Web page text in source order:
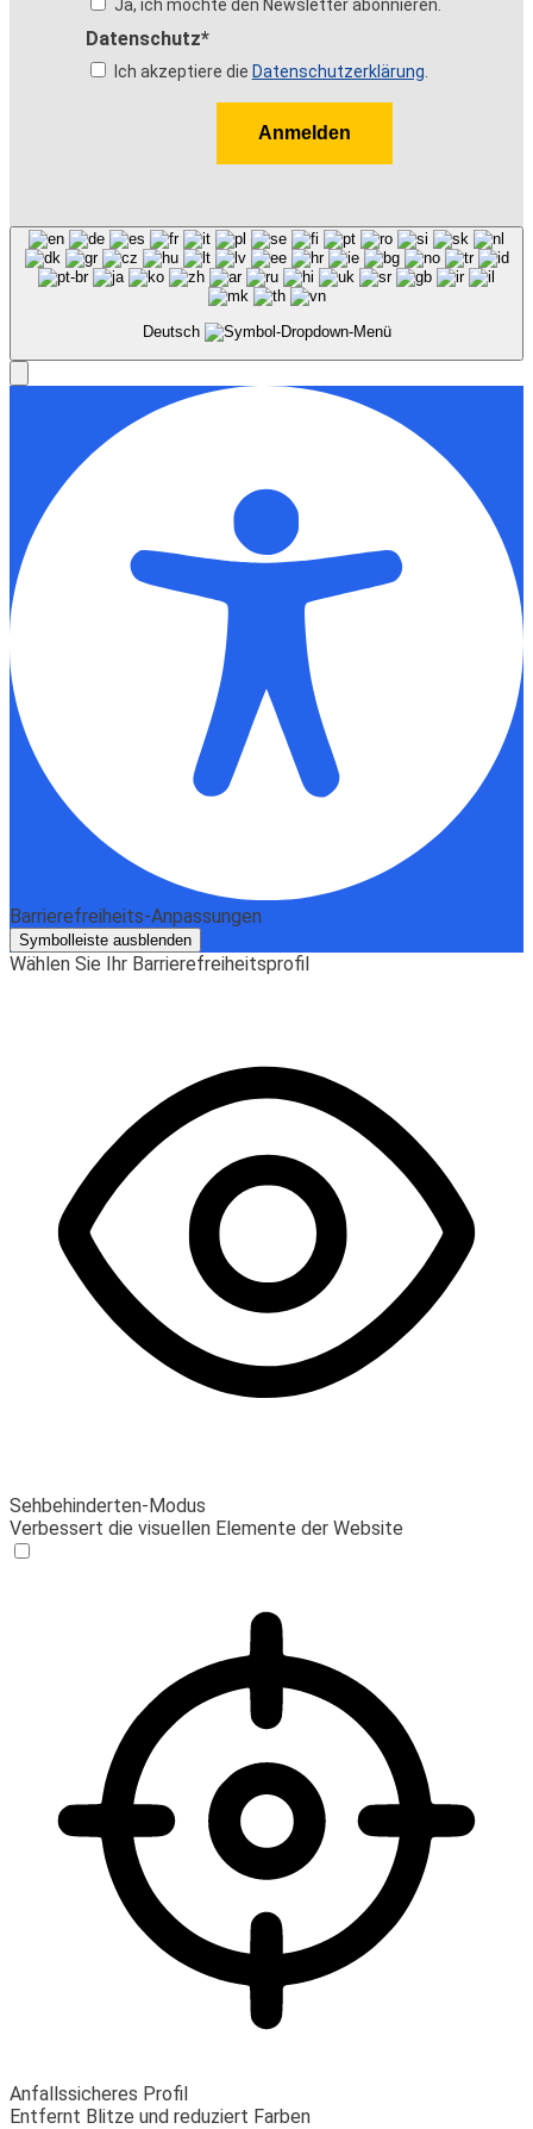
Ja, ich möchte den Newsletter abonnieren.
Datenschutz*
Ich akzeptiere die Datenschutzerklärung
Anmelden
Deutsch
Barrierefreiheits-Anpassungen
Symbolleiste ausblenden
Wählen Sie Ihr Barrierefreiheitsprofil
Sehbehinderten-Modus
Verbessert die visuellen Elemente der Website
Anfallssicheres Profil
Entfernt Blitze und reduziert Farben